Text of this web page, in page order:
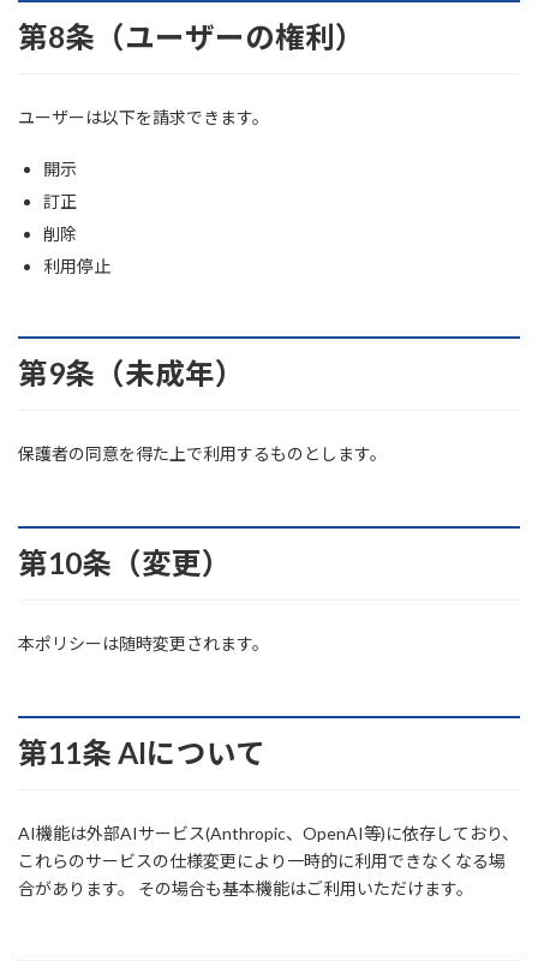
第8条（ユーザーの権利）
ユーザーは以下を請求できます。
開示
訂正
削除
利用停止
第9条（未成年）
保護者の同意を得た上で利用するものとします。
第10条（変更）
本ポリシーは随時変更されます。
第11条 AIについて
AI機能は外部AIサービス(Anthropic、OpenAI等)に依存しており、
これらのサービスの仕様変更により一時的に利用できなくなる場
合があります。 その場合も基本機能はご利用いただけます。